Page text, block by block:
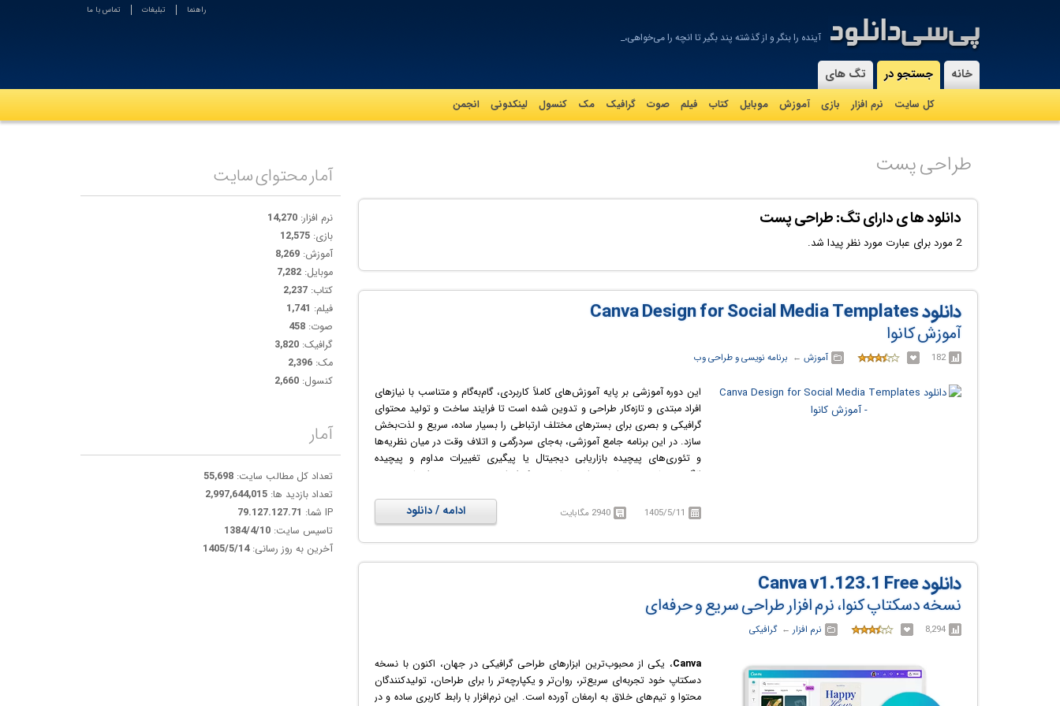
-
آینده را بنگر و از گذشته پند بگیر تا انچه را می‌خواهی،‌
راهنما تبلیغات تماس با ما
خانه جستجو در
کل سایت نرم افزار بازی آموزش موبايل کتاب فیلم صوت گرافيک مک کنسول لینکدونی انجمن
تگ های
طراحی پست
دانلود ها ی دارای تگ: طراحی پست
2 مورد برای عبارت مورد نظر پیدا شد.
دانلود Canva Design for Social Media Templates
آموزش کانوا
182 آموزش ← ‏ برنامه نویسی و طراحی وب
این دوره آموزشی بر پایه آموزش‌های کاملاً کاربردی، گام‌به‌گام و متناسب با نیازهای
افراد مبتدی و تازه‌کار طراحی و تدوین شده است تا فرایند ساخت و تولید محتوای
گرافیکی و بصری برای بسترهای مختلف ارتباطی را بسیار ساده، سریع و لذت‌بخش
سازد. در این برنامه جامع آموزشی، به‌جای سردرگمی و اتلاف وقت در میان نظریه‌ها
و تئوری‌های پیچیده بازاریابی دیجیتال یا پیگیری تغییرات مداوم و پیچیده
الگوریتم‌های منصه‌های مختلف مجازی، تمرکز اصلی، عمیق و ویژه بر ارتقا و تقویت
شرکت‌کنندگان بتوانند مستقیماً وارد فاز اجرای پروژه‌ها شوند.
فراگیران و مخاطبان در طول این دوره آموزشی به‌صورت مرحله‌به‌مرحله و اصولی
می‌آموزند که چگونه قالب‌ها و تمپلیت‌های گرافیکی کاملاً حرفه‌ای، جذاب، تمیز،
منسجم و بسیار گیرا را از نقطه صفر و از پایه بدون نیاز به دانش قبلی ایجاد نمایند.
هویت بصری یکپارچه، ماندگار و ارزشمندی برای برند خود خلق کنند. همچنین این
محتواهای فردی، حضوری مستمر، فعال، حرفه‌ای و اثرگذار در تمامی شبکه‌های
اجتماعی داشته باشند و بازدهی کاری و کیفی خود را به شکل چشمگیری ارتقا
دهند.
1405/5/11 2940 مگابایت ادامه / دانلود
دانلود Canva v1.123.1 Free
نسخه دسکتاپ کنوا، نرم افزار طراحی سریع و حرفه‌ای
8,294 نرم افزار ← ‏گرافیکی
Canva، یکی از محبوب‌ترین ابزارهای طراحی گرافیکی در جهان، اکنون با نسخه
دسکتاپ خود تجربه‌ای سریع‌تر، روان‌تر و یکپارچه‌تر را برای طراحان، تولیدکنندگان
محتوا و تیم‌های خلاق به ارمغان آورده است. این نرم‌افزار با رابط کاربری ساده و در
آمار محتوای سایت
نرم افزار: 14,270
بازی: 12,575
آموزش: 8,269
موبایل: 7,282
کتاب: 2,237
فیلم: 1,741
صوت: 458
گرافیک: 3,820
مک: 2,396
کنسول: 2,660
آمار
تعداد کل مطالب سایت: 55,698
تعداد بازدید ها: 2,997,644,015
IP شما:
79.127.127.71
تاسیس سایت: 1384/4/10
آخرین به روز رسانی:1405/5/14